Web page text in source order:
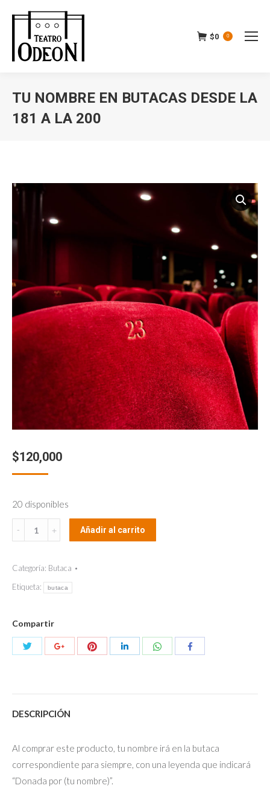
$0 0
TU NOMBRE EN BUTACAS DESDE LA
181 A LA 200
$120,000
20 disponibles
nombre
Butacas
desde
181
a
la
Añadir al carrito
Categoría: Butaca
Etiqueta:
butaca
Compartir
Compartir Compartir Compartir Compartir CompartirCompartir
DESCRIPCIÓN
Al comprar este producto, tu nombre irá en la butaca
correspondiente para siempre, con una leyenda que indicará
“Donada por (tu nombre)”.